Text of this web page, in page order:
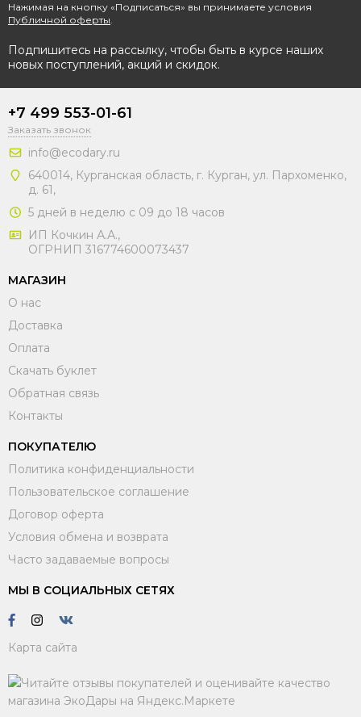
Нажимая на кнопку «Подписаться» вы принимаете условия
Публичной оферты.
Подпишитесь на рассылку, чтобы быть в курсе наших
новых поступлений, акций и скидок.
+7 499 553-01-61
Заказать звонок
info@ecodary.ru
640014, Курганская область, г. Курган, ул. Пархоменко,
д. 61,
5 дней в неделю с 09 до 18 часов
ИП Кочкин А.А.,
ОГРНИП 316774600073437
МАГАЗИН
О нас
Доставка
Оплата
Скачать буклет
Обратная связь
Контакты
ПОКУПАТЕЛЮ
Политика конфиденциальности
Пользовательское соглашение
Договор оферта
Условия обмена и возврата
Часто задаваемые вопросы
МЫ В СОЦИАЛЬНЫХ СЕТЯХ
Карта сайта